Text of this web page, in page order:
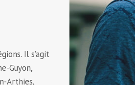
Il s’agit
Guyon,
Arthies,